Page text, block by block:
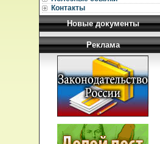
Контакты
Новые документы
Реклама